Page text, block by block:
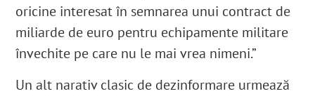
oricine interesat în semnarea unui contract de
miliarde de euro pentru echipamente militare
învechite pe care nu le mai vrea nimeni.”
Un alt narativ clasic de dezinformare urmează